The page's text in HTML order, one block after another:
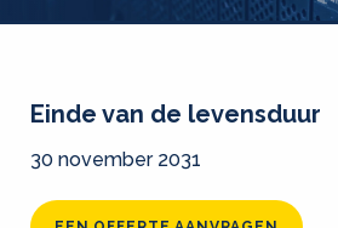
Einde van de levensduur
30 november 2031